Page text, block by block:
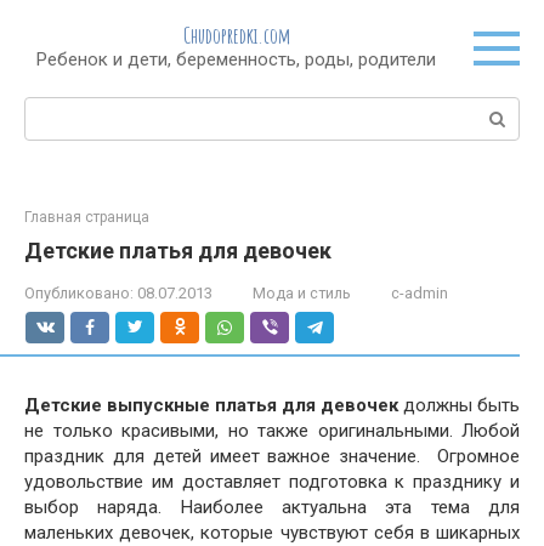
контенту
Chudopredki.com
Ребенок и дети, беременность, роды, родители
Поиск:
Главная страница
Детские платья для девочек
Опубликовано: 08.07.2013 Мода и стиль c-admin
Детские выпускные платья для девочекдолжны быть
не только красивыми, но также оригинальными. Любой
праздник для детей имеет важное значение. Огромное
удовольствие им доставляет подготовка к празднику и
выбор наряда. Наиболее актуальна эта тема для
маленьких девочек, которые чувствуют себя в шикарных